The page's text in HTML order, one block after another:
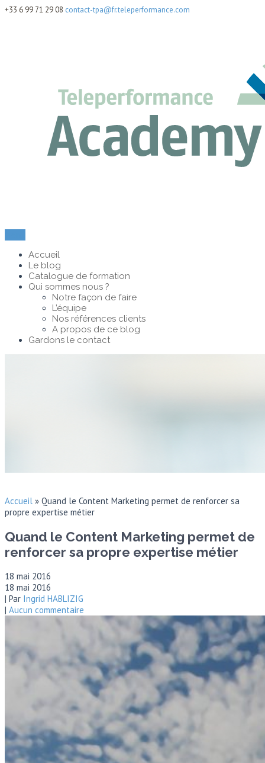
+33 6 99 71 29 08 contact-tpa@fr.teleperformance.com
Accueil
Le blog
Catalogue de formation
Qui sommes nous ?
Notre façon de faire
L’équipe
Nos références clients
A propos de ce blog
Gardons le contact
Accueil » Quand le Content Marketing permet de renforcer sa
propre expertise métier
Quand le Content Marketing permet de
renforcer sa propre expertise métier
18 mai 2016
18 mai 2016
| Par Ingrid HABLIZIG
| Aucun commentaire